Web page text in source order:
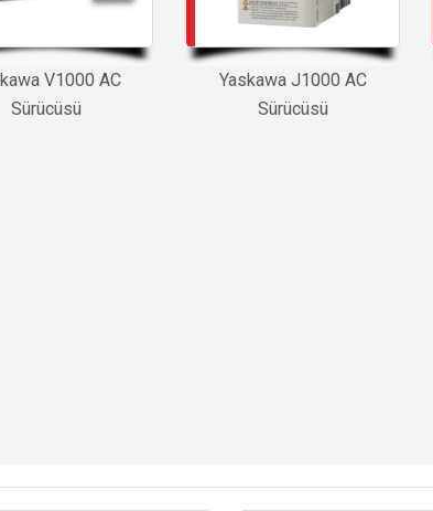
V1000 AC
Sürücüsü
Yaskawa J1000 AC
Sürücüsü